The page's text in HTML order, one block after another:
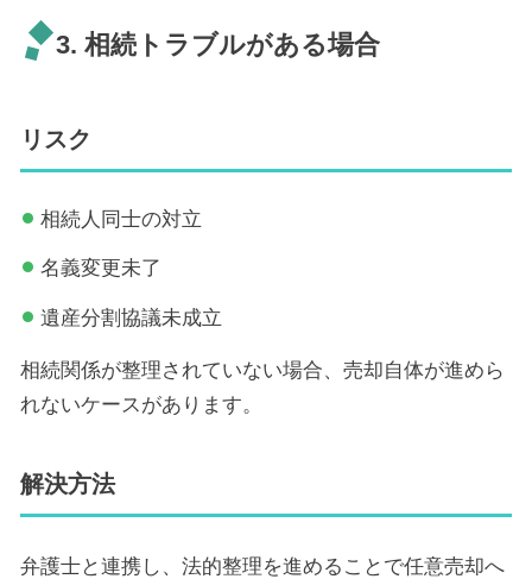
3. 相続トラブルがある場合
リスク
相続人同士の対立
名義変更未了
遺産分割協議未成立
相続関係が整理されていない場合、売却自体が進めら
れないケースがあります。
解決方法
弁護士と連携し、法的整理を進めることで任意売却へ